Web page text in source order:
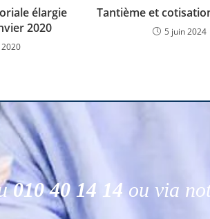
élargie
2020
Tantième et
5 juin 2024
010 40 14 14 ou via